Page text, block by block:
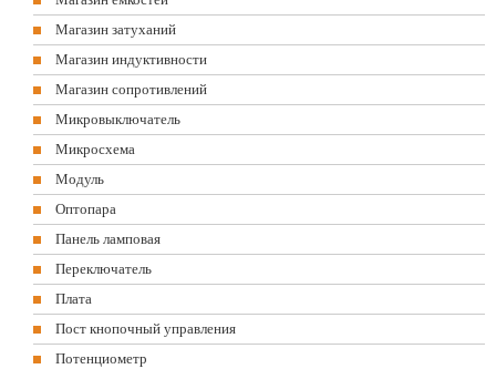
Магазин затуханий
Магазин индуктивности
Магазин сопротивлений
Микровыключатель
Микросхема
Модуль
Оптопара
Панель ламповая
Переключатель
Плата
Пост кнопочный управления
Потенциометр